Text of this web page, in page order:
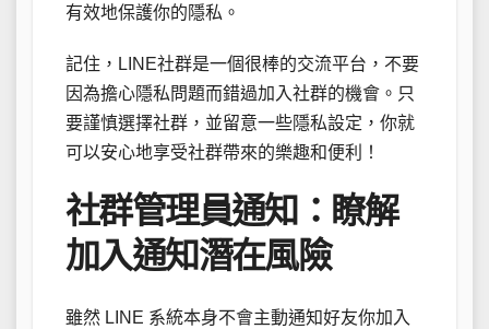
有效地保護你的隱私。
記住，LINE社群是一個很棒的交流平台，不要
因為擔心隱私問題而錯過加入社群的機會。只
要謹慎選擇社群，並留意一些隱私設定，你就
可以安心地享受社群帶來的樂趣和便利！
社群管理員通知：瞭解
加入通知潛在風險
雖然 LINE 系統本身不會主動通知好友你加入